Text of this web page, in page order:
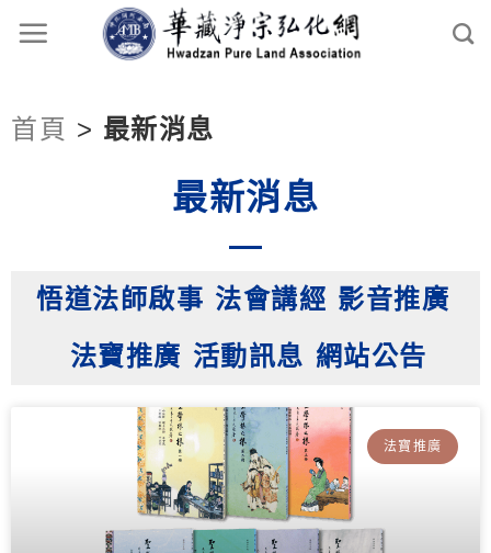
首頁 > 最新消息
最新消息
悟道法師啟事 法會講經 影音推廣
法寶推廣 活動訊息 網站公告
法寶推廣